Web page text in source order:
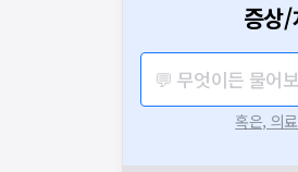
증상/
💬 무엇이든 물어
혹은, 의